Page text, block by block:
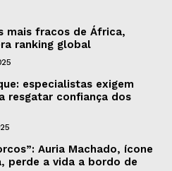
mais fracos de África,
ranking global
especialistas exigem
resgatar confiança dos
Auria Machado, ícone
perde a vida a bordo de